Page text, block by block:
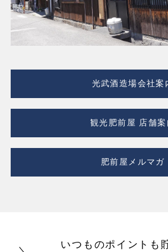
光武酒造場会社案
観光肥前屋 店舗案
肥前屋メルマガ
いつものポイントも